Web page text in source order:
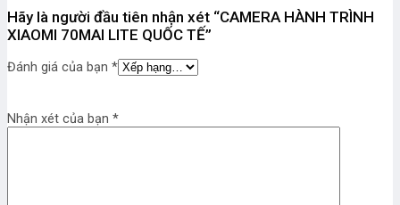
Hãy là người đầu tiên nhận xét “CAMERA HÀNH TRÌNH
XIAOMI 70MAI LITE QUỐC TẾ”
Đánh giá của bạn *
Nhận xét của bạn *